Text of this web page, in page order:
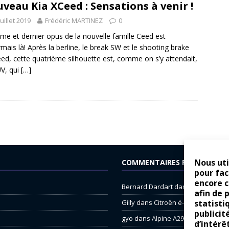
Nous
pour
encore
afin de
Kia XCeed : Sensations à venir !
2019 Frédéric MARTINEZ 0
et dernier opus de la nouvelle famille Ceed est
là! Après la berline, le break SW et le shooting brake
cette quatrième silhouette est, comme on s’y attendait,
qui […]
COMMENTAIRES RÉCENTS
Bernard Dardartdans
Dacia
Gillydans Citroën ë-C3 : la
gyo dans Alpine A290 :